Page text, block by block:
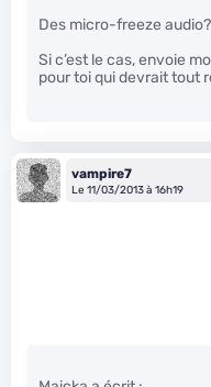
Des micro-freeze audio?
Si c’est le cas, envoie
pour toi qui devrait tout
vampire7
Le 11/03/2013 à 16h19